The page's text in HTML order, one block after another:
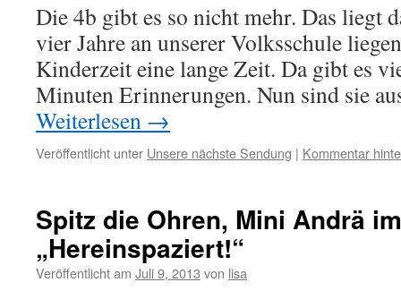
Die 4b gibt es so nicht mehr. Das liegt
vier Jahre an unserer Volksschule
Kinderzeit eine lange Zeit. Da gibt es
Minuten Erinnerungen. Nun sind sie
Weiterlesen →
Veröffentlicht unter Unsere nächste Sendung | Kommentar
Spitz die Ohren, Mini Andrä
„Hereinspaziert!“
Veröffentlicht am Juli 9, 2013 von lisa